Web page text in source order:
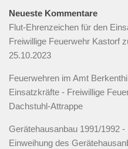
Neueste Kommentare
Flut-Ehrenzeichen für den
Freiwillige Feuerwehr Kastorf
25.10.2023
Feuerwehren im Amt
Einsatzkräfte - Freiwillige
Dachstuhl-Attrappe
Gerätehausanbau 1991/1992
Einweihung des